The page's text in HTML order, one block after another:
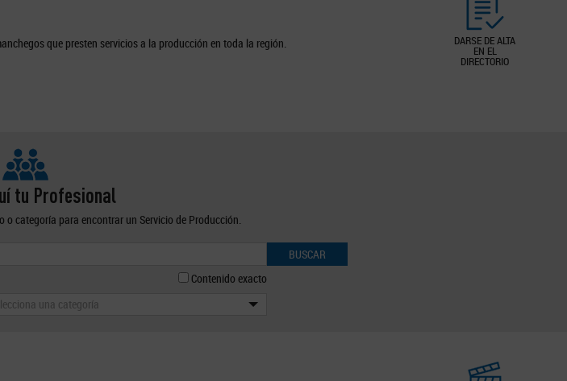
DARSE DE ALTA
EN EL
DIRECTORIO
que presten servicios a la producción en toda la región.
tu Profesional
categoría para encontrar un Servicio de Producción.
BUSCAR
Contenido exacto
una categoría